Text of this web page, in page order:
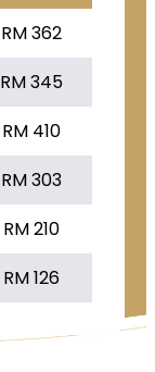
RM 362
RM 345
RM 410
RM 303
RM 210
RM 126